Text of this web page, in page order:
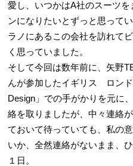
愛し、いつかはA社のスーツ
ンになりたいとずっと思って
ラノにあるこの会社を訪れて
く思っていました。
そして今回は数年前に、矢野
んが参加したイギリス ロン
Design」での手がかりを元に
絡を取りましたが、中々連絡
ておいて待っていても、私の
いか、全然連絡がないまま、
１日。